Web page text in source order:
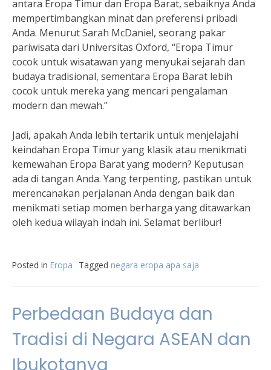
antara Eropa Timur dan Eropa Barat, sebaiknya Anda
mempertimbangkan minat dan preferensi pribadi
Anda. Menurut Sarah McDaniel, seorang pakar
pariwisata dari Universitas Oxford, “Eropa Timur
cocok untuk wisatawan yang menyukai sejarah dan
budaya tradisional, sementara Eropa Barat lebih
cocok untuk mereka yang mencari pengalaman
modern dan mewah.”
Jadi, apakah Anda lebih tertarik untuk menjelajahi
keindahan Eropa Timur yang klasik atau menikmati
kemewahan Eropa Barat yang modern? Keputusan
ada di tangan Anda. Yang terpenting, pastikan untuk
merencanakan perjalanan Anda dengan baik dan
menikmati setiap momen berharga yang ditawarkan
oleh kedua wilayah indah ini. Selamat berlibur!
Posted in Eropa Tagged negara eropa apa saja
Perbedaan Budaya dan
Tradisi di Negara ASEAN dan
Ibukotanya